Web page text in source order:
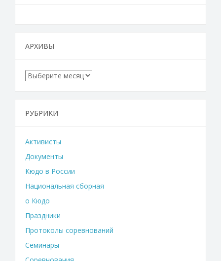
АРХИВЫ
Архивы
РУБРИКИ
Активисты
Документы
Кюдо в России
Национальная сборная
о Кюдо
Праздники
Протоколы соревнований
Семинары